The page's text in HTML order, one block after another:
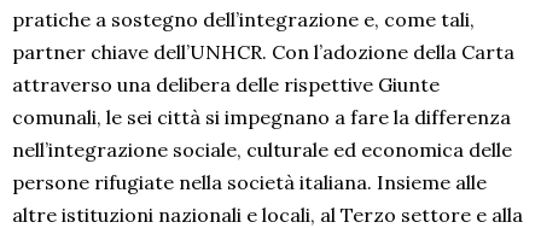
pratiche a sostegno dell’integrazione e, come tali,
partner chiave dell’UNHCR. Con l’adozione della Carta
attraverso una delibera delle rispettive Giunte
comunali, le sei città si impegnano a fare la differenza
nell’integrazione sociale, culturale ed economica delle
persone rifugiate nella società italiana. Insieme alle
altre istituzioni nazionali e locali, al Terzo settore e alla